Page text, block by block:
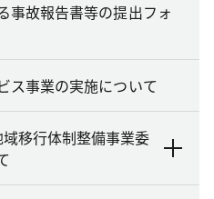
事故報告書等の提出フォ
ス事業の実施について
移行体制整備事業委